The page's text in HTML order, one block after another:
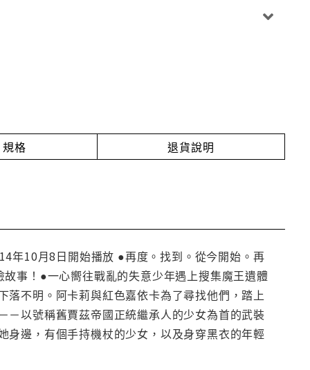
規格 退貨說明
年10月8日開始播放 ●再度。找到。從今開始。再
事！●一心嚮往戰亂的失意少年遇上搜集魔王遺體
不明。阿卡莉與紅色嘉依卡為了尋找他們，踏上
－以號稱舊賈茲帝國正統繼承人的少女為首的武裝
邊，有個手持機杖的少女，以及身穿黑衣的年輕